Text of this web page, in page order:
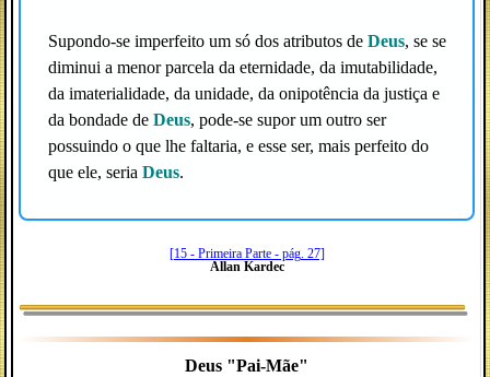
Supondo-se imperfeito um só dos atributos de Deus, se se
diminui a menor parcela da eternidade, da imutabilidade,
da imaterialidade, da unidade, da onipotência da justiça e
da bondade de Deus, pode-se supor um outro ser
possuindo o que lhe faltaria, e esse ser, mais perfeito do
que ele, seria Deus.
[15 - Primeira Parte - pág. 27]
Allan Kardec
Deus "Pai-Mãe"